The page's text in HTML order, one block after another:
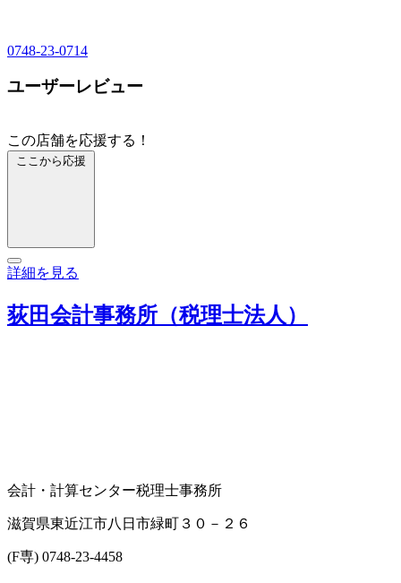
0748-23-0714
ユーザーレビュー
この店舗を応援する！
ここから応援
詳細を見る
荻田会計事務所（税理士法人）
会計・計算センター税理士事務所
滋賀県東近江市八日市緑町３０－２６
(F専) 0748-23-4458